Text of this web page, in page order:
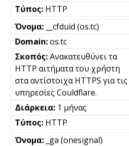
HTTP
__cfduid (os.tc)
os.tc
Ανακατευθύνει τα
HTTP αιτήματα του χρήστη
στα αντίστοιχα HTTPS για τις
υπηρεσίες Couldflare.
1 μήνας
HTTP
_ga (onesignal)